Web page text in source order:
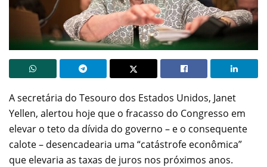
A secretária do Tesouro dos Estados Unidos, Janet
Yellen, alertou hoje que o fracasso do Congresso em
elevar o teto da dívida do governo – e o consequente
calote – desencadearia uma “catástrofe econômica”
que elevaria as taxas de juros nos próximos anos.